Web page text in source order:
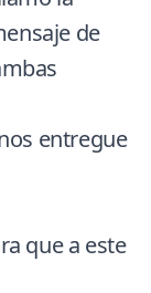
de
entregue
que a este